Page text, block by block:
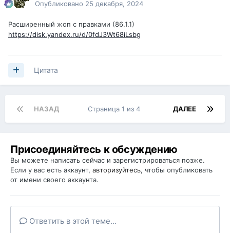
Опубликовано 25 декабря, 2024
Расширенный жоп с правками (86.1.1)
https://disk.yandex.ru/d/0fdJ3Wt68iLsbg
Цитата
НАЗАД ДАЛЕЕ
Страница 1 из 4
Присоединяйтесь к обсуждению
Вы можете написать сейчас и зарегистрироваться позже.
Если у вас есть аккаунт, авторизуйтесь, чтобы опубликовать
от имени своего аккаунта.
Ответить в этой теме...